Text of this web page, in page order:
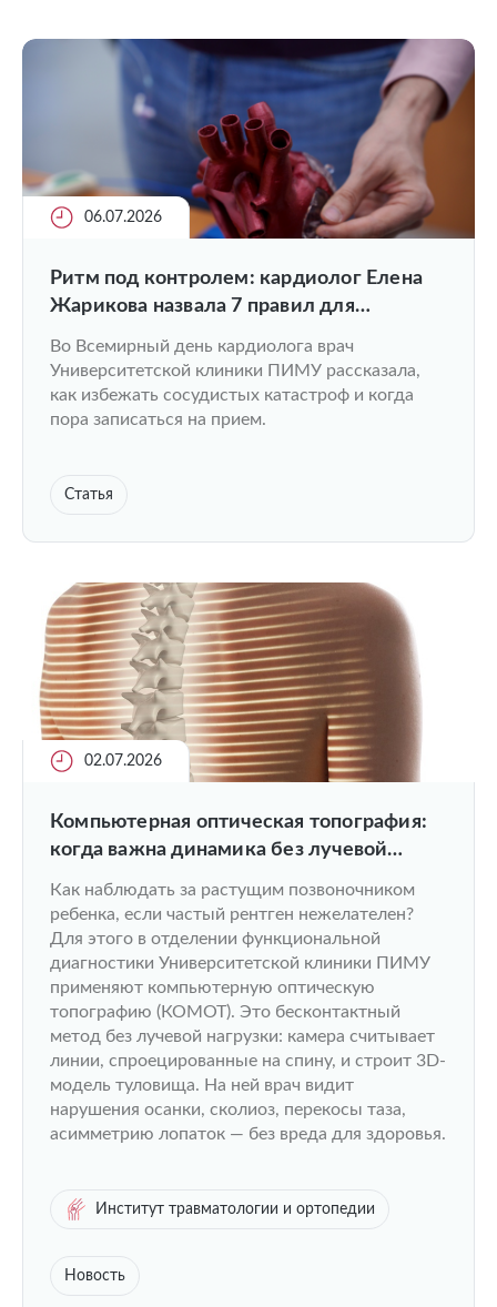
06.07.2026
Ритм под контролем: кардиолог Елена
Жарикова назвала 7 правил для
Во Всемирный день кардиолога врач
Университетской клиники ПИМУ рассказала,
как избежать сосудистых катастроф и когда
пора записаться на прием.
Статья
02.07.2026
Компьютерная оптическая топография:
когда важна динамика без лучевой
нагрузки
Как наблюдать за растущим позвоночником
ребенка, если частый рентген нежелателен?
Для этого в отделении функциональной
диагностики Университетской клиники ПИМУ
применяют компьютерную оптическую
топографию (КОМОТ). Это бесконтактный
метод без лучевой нагрузки: камера считывает
линии, спроецированные на спину, и строит 3D-
модель туловища. На ней врач видит
нарушения осанки, сколиоз, перекосы таза,
асимметрию лопаток — без вреда для здоровья.
Институт травматологии и ортопедии
Новость